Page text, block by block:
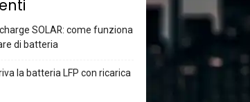
SOLAR: come funziona
di batteria
la batteria LFP con ricarica